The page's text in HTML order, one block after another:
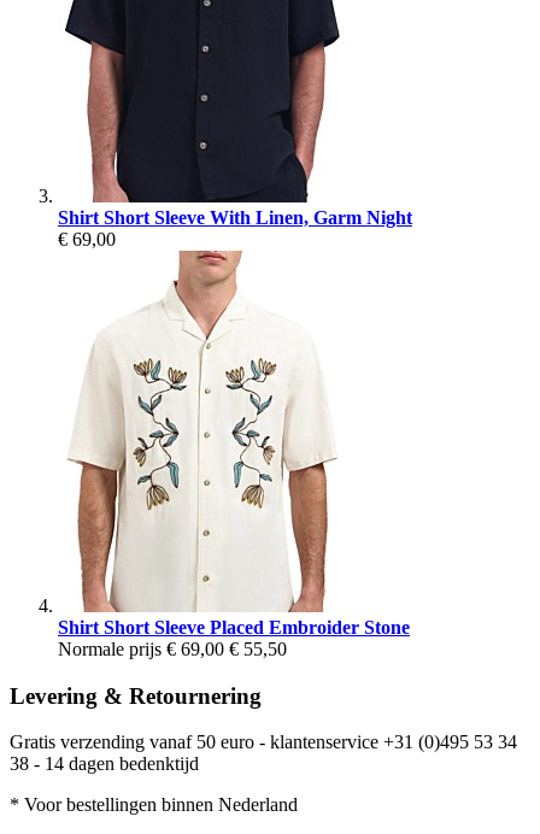
Shirt Short Sleeve With Linen, Garm Night
€ 69,00
Shirt Short Sleeve Placed Embroider Stone
Normale prijs € 69,00 € 55,50
Levering & Retournering
Gratis verzending vanaf 50 euro - klantenservice +31 (0)495 53 34
38 - 14 dagen bedenktijd
* Voor bestellingen binnen Nederland